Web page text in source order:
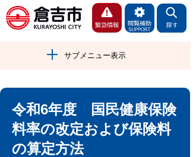
サブメニュー表示
令和6年度 国民健康保険
料率の改定および保険料
の算定方法